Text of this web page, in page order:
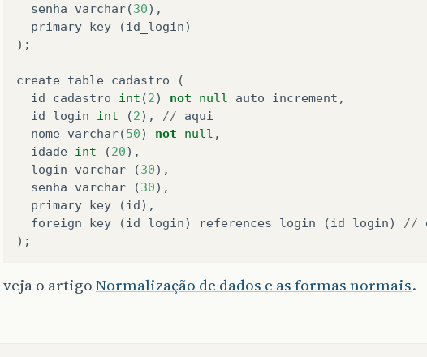
senha
varchar(30),
primary key (id_login)
);
create table cadastro
(
id_cadastro
int (2) not null auto_increment ,
id_login
int (2), //
aqui
nome varchar(50) not null ,
idade int (20),
login
varchar (30),
senha
varchar (30),
primary key (id),
foreign
key (id_login) references login (id_login) //
);
veja o artigoNormalização de dados e as formas normais.